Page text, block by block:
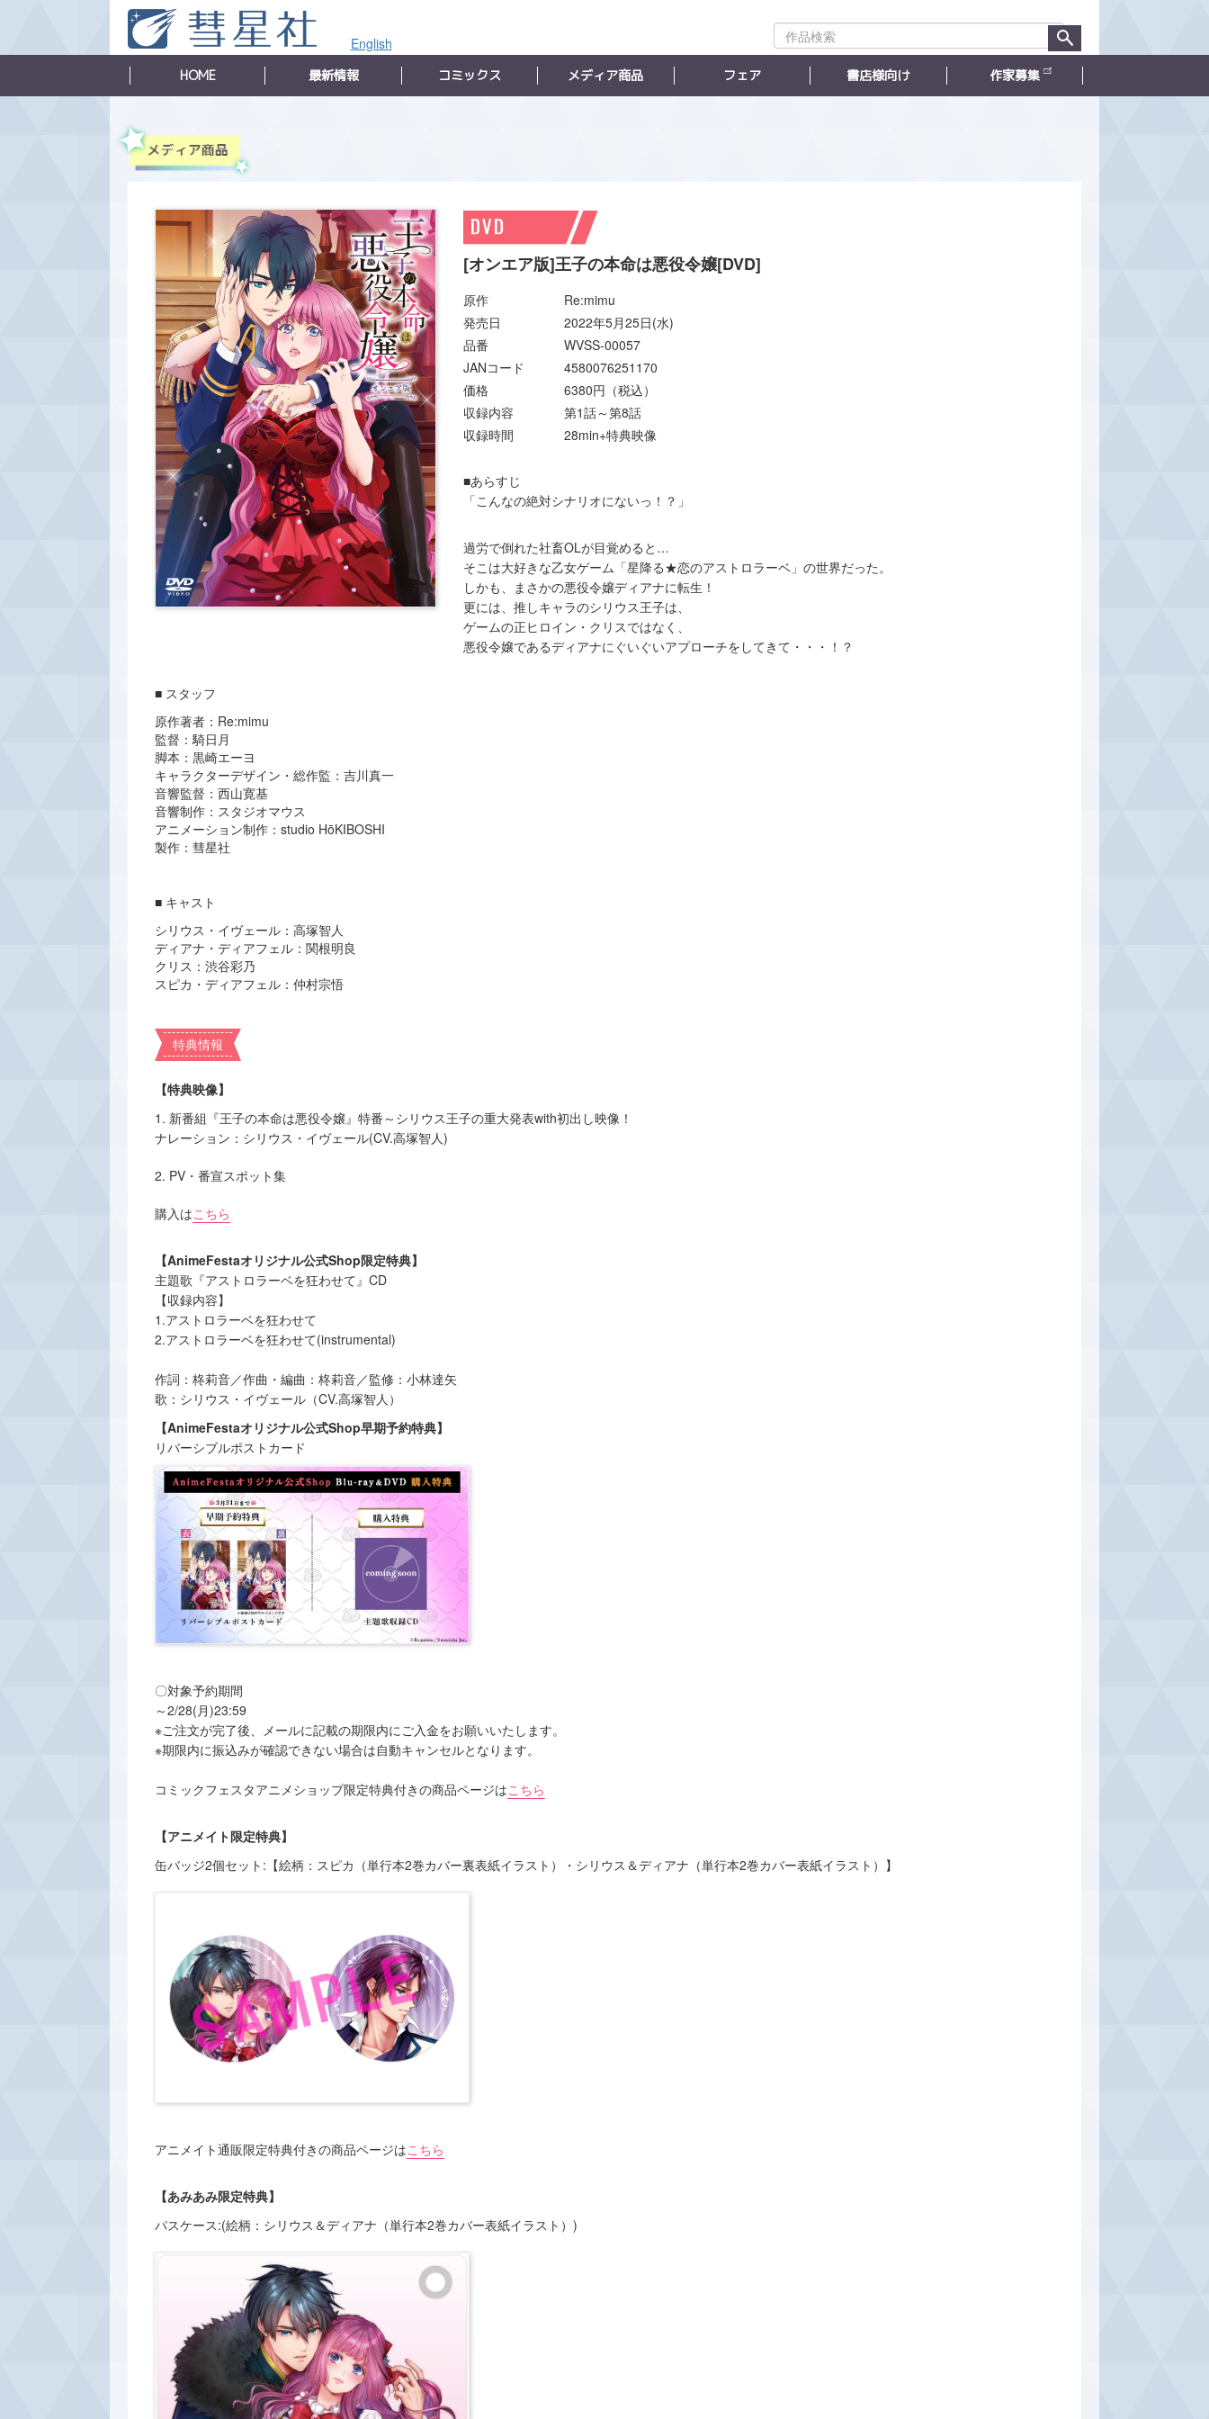
English
品
HOME 最新情報 コミックス メディア商品 フェア 書店様向け 作家募集
[オンエア版]王子の本命は悪役令嬢[DVD]
原作
Re:mimu
発売日
2022年5月25日(水)
品番
WVSS-00057
JANコード
4580076251170
価格
6380円（税込）
収録内容
第1話～第8話
収録時間
28min+特典映像
■あらすじ
「こんなの絶対シナリオにないっ！？」
過労で倒れた社畜OLが目覚めると…
そこは大好きな乙女ゲーム「星降る★恋のアストロラーベ」の世界だった。
しかも、まさかの悪役令嬢ディアナに転生！
更には、推しキャラのシリウス王子は、
ゲームの正ヒロイン・クリスではなく、
悪役令嬢であるディアナにぐいぐいアプローチをしてきて・・・！？
■ スタッフ
原作著者：Re:mimu
監督：騎日月
脚本：黒崎エーヨ
キャラクターデザイン・総作監：吉川真一
音響監督：西山寛基
音響制作：スタジオマウス
アニメーション制作：studio HōKIBOSHI
製作：彗星社
■ キャスト
シリウス・イヴェール：高塚智人
ディアナ・ディアフェル：関根明良
クリス：渋谷彩乃
スピカ・ディアフェル：仲村宗悟
特典情報
【特典映像】
1. ​新番組『王子の本命は悪役令嬢』特番～シリウス王子の重大発表with初出し映像！
ナレーション：シリウス・イヴェール(CV.高塚智人)
2. PV・番宣スポット集
購入はこちら
【AnimeFestaオリジナル公式Shop限定特典】
主題歌『アストロラーベを狂わせて』CD
【収録内容】
1.アストロラーベを狂わせて
2.アストロラーベを狂わせて(instrumental)
作詞：柊莉⾳／作曲・編曲：柊莉⾳／監修：小林達矢
歌：シリウス・イヴェール（CV.高塚智人）
【AnimeFestaオリジナル公式Shop早期予約特典】
リバーシブルポストカード
〇対象予約期間
～2/28(月)23:59
※ご注文が完了後、メールに記載の期限内にご入金をお願いいたします。
※期限内に振込みが確認できない場合は自動キャンセルとなります。
コミックフェスタアニメショップ限定特典付きの商品ページはこちら
【アニメイト限定特典】
缶バッジ2個セット:【絵柄：スピカ（単行本2巻カバー裏表紙イラスト）・シリウス＆ディアナ（単行本2巻カバー表紙イラスト）】
アニメイト通販限定特典付きの商品ページはこちら
【あみあみ限定特典】
パスケース:(絵柄：シリウス＆ディアナ（単行本2巻カバー表紙イラスト）)